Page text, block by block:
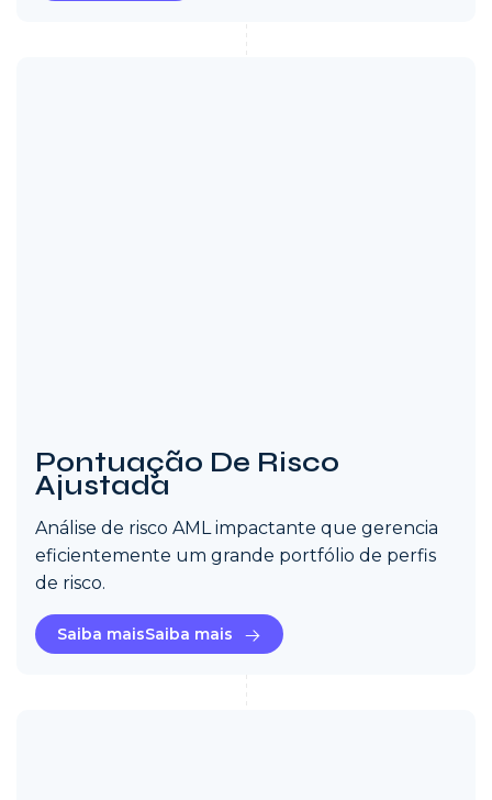
Pontuação De Risco
Ajustada
Análise de risco AML impactante que gerencia
eficientemente um grande portfólio de perfis
de risco.
Saiba maisSaiba mais